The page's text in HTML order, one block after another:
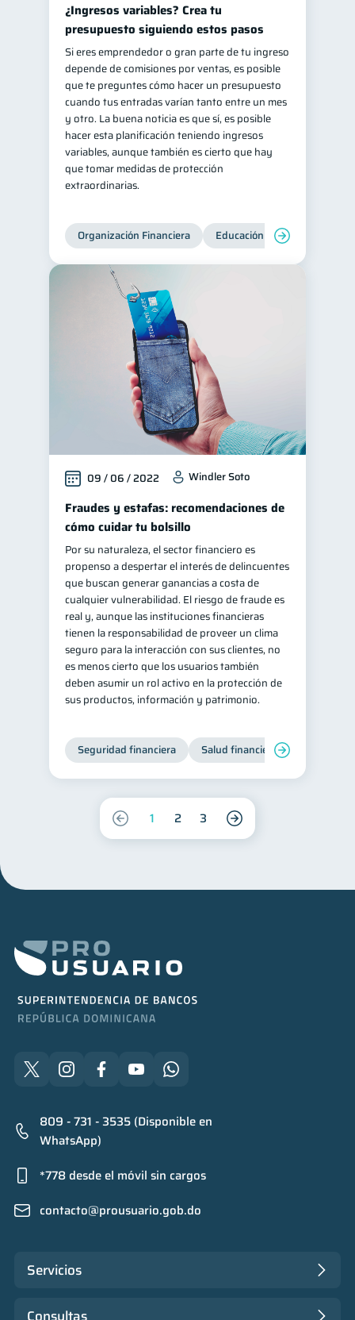
¿Ingresos variables? Crea tu
presupuesto siguiendo estos pasos
Si eres emprendedor o gran parte de tu ingreso
depende de comisiones por ventas, es posible
que te preguntes cómo hacer un presupuesto
cuando tus entradas varían tanto entre un mes
y otro. La buena noticia es que sí, es posible
hacer esta planificación teniendo ingresos
variables, aunque también es cierto que hay
que tomar medidas de protección
extraordinarias.
Organización Financiera Educación financiera
09 / 06 / 2022 Windler Soto
Fraudes y estafas: recomendaciones de
cómo cuidar tu bolsillo
Por su naturaleza, el sector financiero es
propenso a despertar el interés de delincuentes
que buscan generar ganancias a costa de
cualquier vulnerabilidad. El riesgo de fraude es
real y, aunque las instituciones financieras
tienen la responsabilidad de proveer un clima
seguro para la interacción con sus clientes, no
es menos cierto que los usuarios también
deben asumir un rol activo en la protección de
sus productos, información y patrimonio.
Seguridad financiera Salud financiera
1 2 3
809 - 731 - 3535 (Disponible en
WhatsApp)
*778 desde el móvil sin cargos
contacto@prousuario.gob.do
Servicios